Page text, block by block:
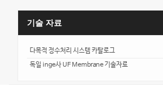
기술 자료
다목적 정수처리 시스템 카탈로그
독일 inge사 UF Membrane 기술자료